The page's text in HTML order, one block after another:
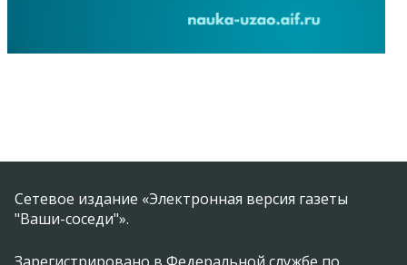
Сетевое издание «Электронная версия газеты
"Ваши-соседи"».